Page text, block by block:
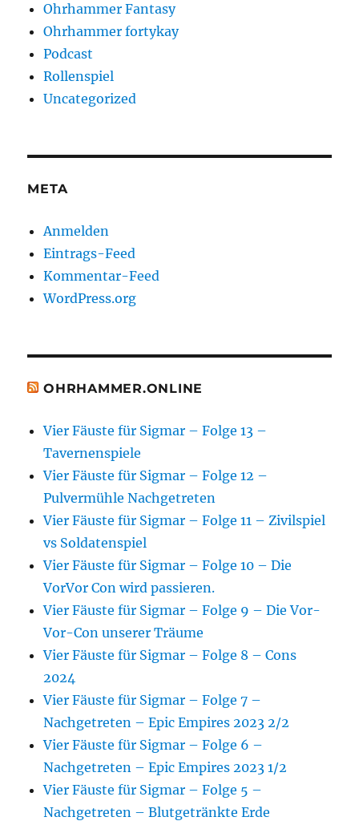
Ohrhammer Fantasy
Ohrhammer fortykay
Podcast
Rollenspiel
Uncategorized
META
Anmelden
Eintrags-Feed
Kommentar-Feed
WordPress.org
OHRHAMMER.ONLINE
Vier Fäuste für Sigmar – Folge 13 –
Tavernenspiele
Vier Fäuste für Sigmar – Folge 12 –
Pulvermühle Nachgetreten
Vier Fäuste für Sigmar – Folge 11 – Zivilspiel
vs Soldatenspiel
Vier Fäuste für Sigmar – Folge 10 – Die
VorVor Con wird passieren.
Vier Fäuste für Sigmar – Folge 9 – Die Vor-
Vor-Con unserer Träume
Vier Fäuste für Sigmar – Folge 8 – Cons
2024
Vier Fäuste für Sigmar – Folge 7 –
Nachgetreten – Epic Empires 2023 2/2
Vier Fäuste für Sigmar – Folge 6 –
Nachgetreten – Epic Empires 2023 1/2
Vier Fäuste für Sigmar – Folge 5 –
Nachgetreten – Blutgetränkte Erde